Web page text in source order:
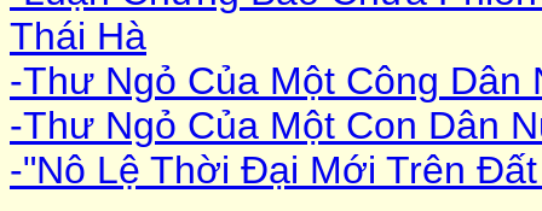
Thái Hà
-Thư Ngỏ Của Một Công Dân
-Thư Ngỏ Của Một Con Dân
-"Nô Lệ Thời Đại Mới Trên